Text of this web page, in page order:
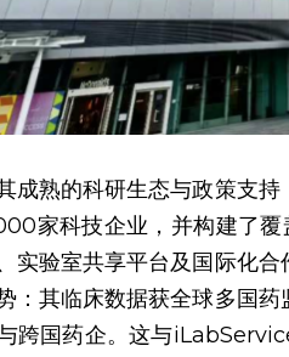
成熟的科研生态与政策支
家科技企业，并构建了
实验室共享平台及国际化
：其临床数据获全球多国
跨国药企。这与